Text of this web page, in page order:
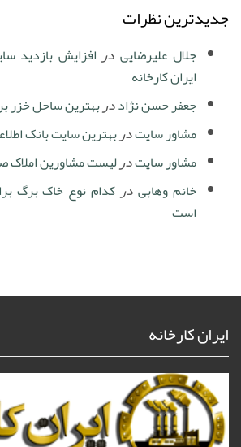
جدیدترین نظرات
جلال علیرضایی درافزایش بازدید
ایران کارخانه
جعفر حسن نژاددربهترین ساحل خزر
مشاور سایتدربهترین سایت بانک
مشاور سایتدرلیست مشاورین املاک
خانم وهابیدرکدام نوع خاک برگ
است
ایران کارخانه